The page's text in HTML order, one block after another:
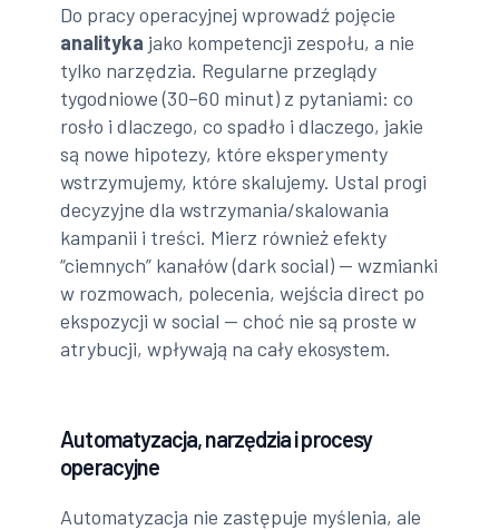
Do pracy operacyjnej wprowadź pojęcie
analityka jako kompetencji zespołu, a nie
tylko narzędzia. Regularne przeglądy
tygodniowe (30–60 minut) z pytaniami: co
rosło i dlaczego, co spadło i dlaczego, jakie
są nowe hipotezy, które eksperymenty
wstrzymujemy, które skalujemy. Ustal progi
decyzyjne dla wstrzymania/skalowania
kampanii i treści. Mierz również efekty
“ciemnych” kanałów (dark social) — wzmianki
w rozmowach, polecenia, wejścia direct po
ekspozycji w social — choć nie są proste w
atrybucji, wpływają na cały ekosystem.
Automatyzacja, narzędzia i procesy
operacyjne
Automatyzacja nie zastępuje myślenia, ale